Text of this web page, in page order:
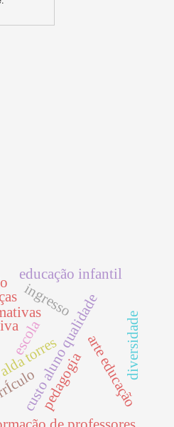
custo aluno qualidade
torres
ingresso
arte educação
educação infantil
pedagogia
escola diversidade